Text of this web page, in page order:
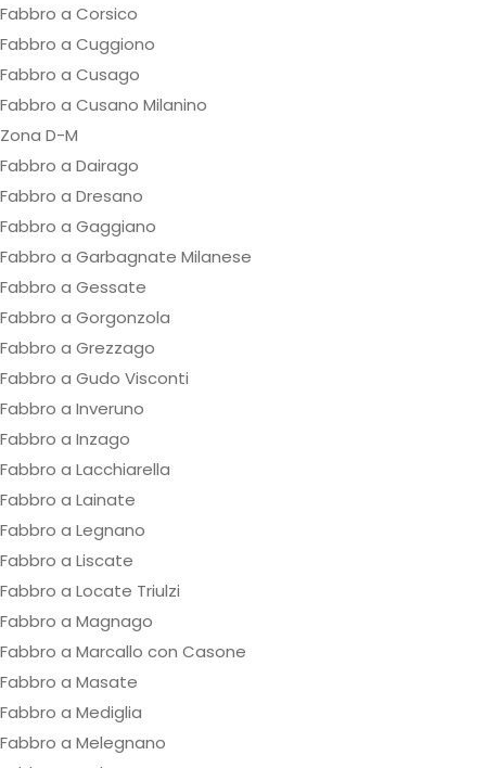
Fabbro a Corsico
Fabbro a Cuggiono
Fabbro a Cusago
Fabbro a Cusano Milanino
Zona D-M
Fabbro a Dairago
Fabbro a Dresano
Fabbro a Gaggiano
Fabbro a Garbagnate Milanese
Fabbro a Gessate
Fabbro a Gorgonzola
Fabbro a Grezzago
Fabbro a Gudo Visconti
Fabbro a Inveruno
Fabbro a Inzago
Fabbro a Lacchiarella
Fabbro a Lainate
Fabbro a Legnano
Fabbro a Liscate
Fabbro a Locate Triulzi
Fabbro a Magnago
Fabbro a Marcallo con Casone
Fabbro a Masate
Fabbro a Mediglia
Fabbro a Melegnano